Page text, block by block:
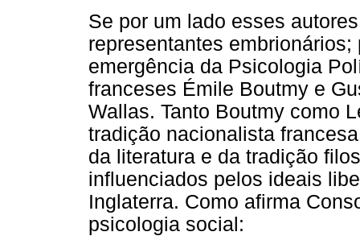
Se por um lado esses
representantes
emergência da Psicologia
franceses Émile Boutmy e
Wallas. Tanto Boutmy como
tradição nacionalista
da literatura e da tradição
influenciados pelos ideais
Inglaterra. Como afirma
psicologia social: